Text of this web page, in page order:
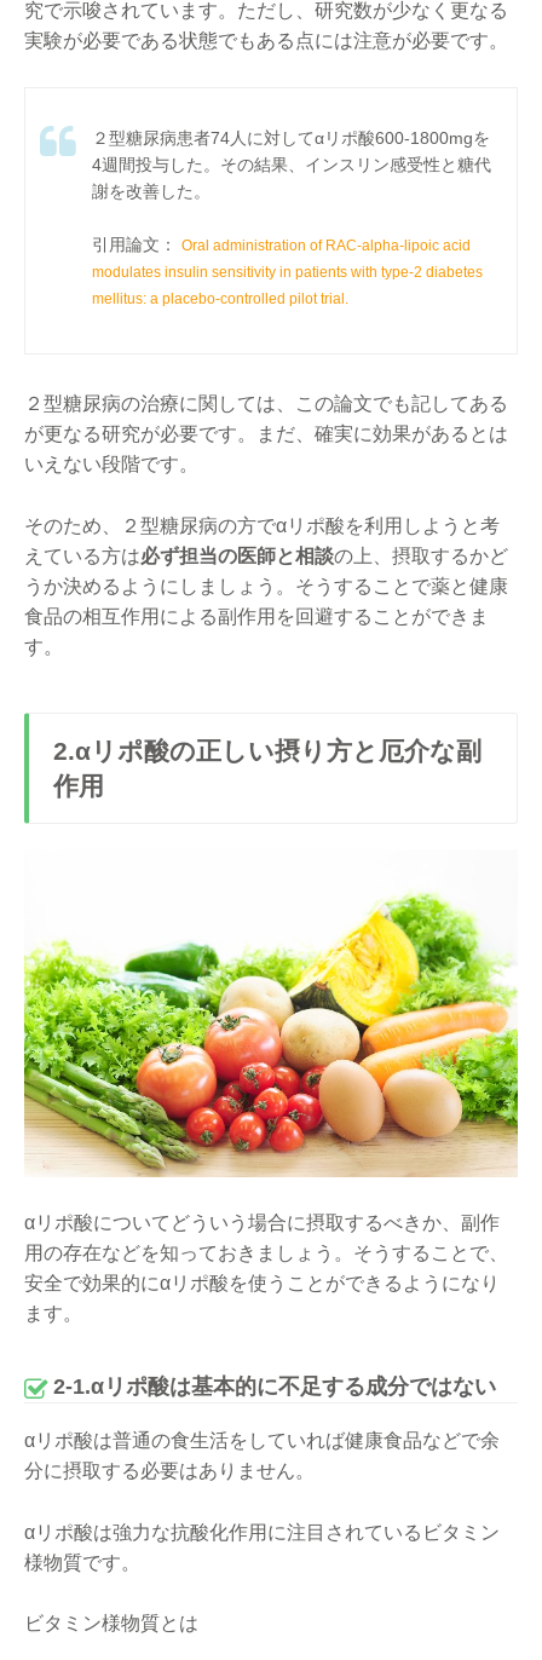
究で示唆されています。ただし、研究数が少なく更なる
実験が必要である状態でもある点には注意が必要です。
２型糖尿病患者74人に対してαリポ酸600-1800mgを
4週間投与した。その結果、インスリン感受性と糖代
謝を改善した。
引用論文：
Oral administration of RAC-alpha-lipoic acid
modulates insulin sensitivity in patients with type-2 diabetes
mellitus: a placebo-controlled pilot trial.
２型糖尿病の治療に関しては、この論文でも記してある
が更なる研究が必要です。まだ、確実に効果があるとは
いえない段階です。
そのため、２型糖尿病の方でαリポ酸を利用しようと考
えている方は必ず担当の医師と相談の上、摂取するかど
うか決めるようにしましょう。そうすることで薬と健康
食品の相互作用による副作用を回避することができま
す。
2.αリポ酸の正しい摂り方と厄介な副
作用
αリポ酸についてどういう場合に摂取するべきか、副作
用の存在などを知っておきましょう。そうすることで、
安全で効果的にαリポ酸を使うことができるようになり
ます。
2-1.αリポ酸は基本的に不足する成分ではない
αリポ酸は普通の食生活をしていれば健康食品などで余
分に摂取する必要はありません。
αリポ酸は強力な抗酸化作用に注目されているビタミン
様物質です。
ビタミン様物質とは